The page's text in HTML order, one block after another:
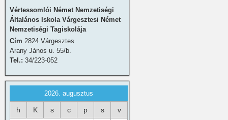
Vértessomlói Német Nemzetiségi
Általános Iskola Várgesztesi Német
Nemzetiségi Tagiskolája
Cím 2824 Várgesztes
Arany János u. 55/b.
Tel.: 34/223-052
2026. augusztus
h K s c p s v